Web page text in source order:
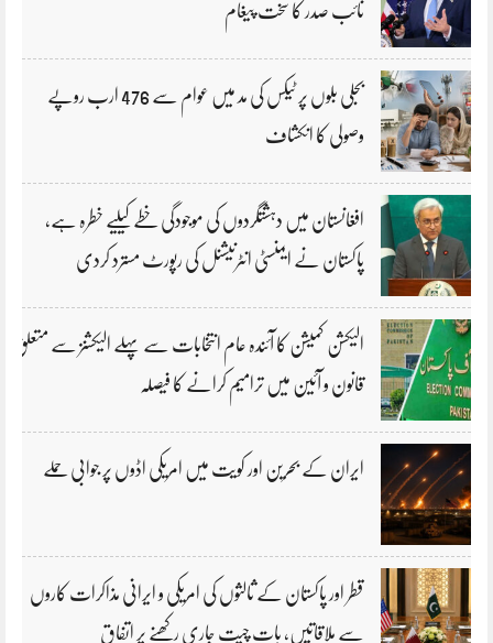
نائب صدر کا سخت پیغام
بجلی بلوں پر ٹیکس کی مد میں عوام سے 476 ارب روپے
وصولی کا انکشاف
افغانستان میں دہشتگردوں کی موجودگی خطے کیلیے خطرہ ہے،
پاکستان نے ایمنسٹی انٹرنیشنل کی رپورٹ مسترد کردی
الیکشن کمیشن کا آئندہ عام انتخابات سے پہلے الیکشنز سے متعلق
قانون و آئین میں ترامیم کرانے کا فیصلہ
ایران کے بحرین اور کویت میں امریکی اڈوں پر جوابی حملے
قطر اور پاکستان کے ثالثوں کی امریکی و ایرانی مذاکرات کاروں
سے ملاقاتیں، بات چیت جاری رکھنے پر اتفاق